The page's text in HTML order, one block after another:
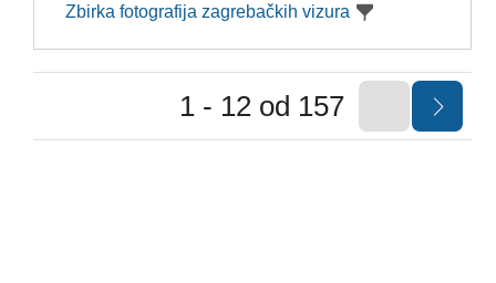
Zbirka fotografija zagrebačkih vizura
1 - 12 od 157